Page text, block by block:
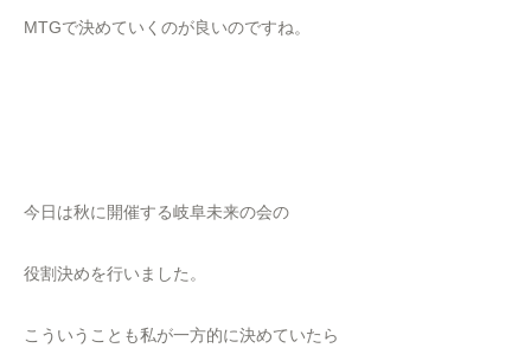
MTGで決めていくのが良いのですね。
今日は秋に開催する岐阜未来の会の
役割決めを行いました。
こういうことも私が一方的に決めていたら